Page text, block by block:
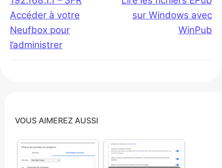
l’article
post:
Accéder à votre
Neufbox pour
l’administrer
post:sur Windows avec
WinPub
VOUS AIMEREZ AUSSI